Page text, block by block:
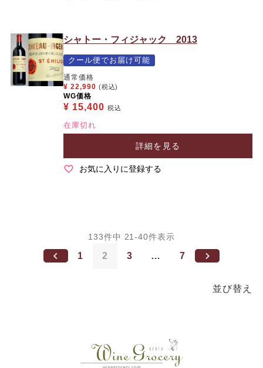
シャトー・フィジャック 2013
クール便でお届け可能
通常価格
¥ 22,990 (税込)
WG価格
¥ 15,400 税込
在庫切れ
詳細を見る
お気に入りに登録する
並び替え
133件中 21-40件表示
1 2 3 … 7